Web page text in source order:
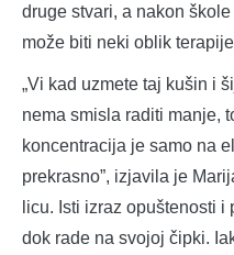
druge stvari, a nakon
može biti neki oblik
„Vi kad uzmete taj kušin i
nema smisla raditi manje,
koncentracija je samo na
prekrasno”, izjavila je
licu. Isti izraz opuštenosti
dok rade na svojoj čipki.